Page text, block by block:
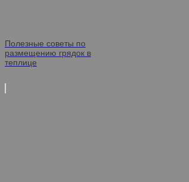
Полезные советы по
размещению грядок в
теплице